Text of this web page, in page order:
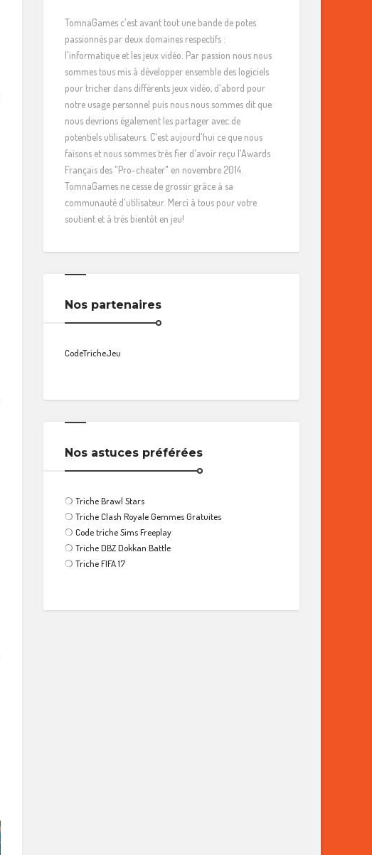
TomnaGames c'est avant tout une bande de potes
passionnés par deux domaines respectifs :
l'informatique et les jeux vidéo. Par passion nous nous
sommes tous mis à développer ensemble des logiciels
pour tricher dans différents jeux vidéo, d'abord pour
notre usage personnel puis nous nous sommes dit que
nous devrions également les partager avec de
potentiels utilisateurs. C'est aujourd'hui ce que nous
faisons et nous sommes très fier d'avoir reçu l'Awards
Français des "Pro-cheater" en novembre 2014.
TomnaGames ne cesse de grossir grâce à sa
communauté d'utilisateur. Merci à tous pour votre
soutient et à très bientôt en jeu!
Nos partenaires
CodeTricheJeu
Nos astuces préférées
❍ Triche Brawl Stars
❍ Triche Clash Royale Gemmes Gratuites
❍ Code triche Sims Freeplay
❍ Triche DBZ Dokkan Battle
❍ Triche FIFA 17